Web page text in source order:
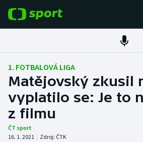
Fotbal
Hokej
Tenis
Atletika
1. FOTBALOVÁ LIGA
Matějovský zkusil
vyplatilo se: Je to
z filmu
ČT sport
16. 1. 2021 | Zdroj: ČTK